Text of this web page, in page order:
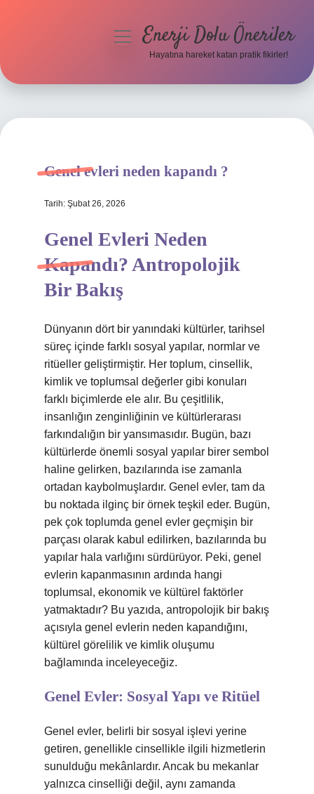
Hakkımızda
menüyüEnerji Dolu Öneriler
Hayatına hareket katan pratik fikirler!
Genel evleri neden kapandı ?
Tarih: Şubat 26, 2026
Genel Evleri Neden
Kapandı? Antropolojik
Bir Bakış
Dünyanın dört bir yanındaki kültürler, tarihsel
süreç içinde farklı sosyal yapılar, normlar ve
ritüeller geliştirmiştir. Her toplum, cinsellik,
kimlik ve toplumsal değerler gibi konuları
farklı biçimlerde ele alır. Bu çeşitlilik,
insanlığın zenginliğinin ve kültürlerarası
farkındalığın bir yansımasıdır. Bugün, bazı
kültürlerde önemli sosyal yapılar birer sembol
haline gelirken, bazılarında ise zamanla
ortadan kaybolmuşlardır. Genel evler, tam da
bu noktada ilginç bir örnek teşkil eder. Bugün,
pek çok toplumda genel evler geçmişin bir
parçası olarak kabul edilirken, bazılarında bu
yapılar hala varlığını sürdürüyor. Peki, genel
evlerin kapanmasının ardında hangi
toplumsal, ekonomik ve kültürel faktörler
yatmaktadır? Bu yazıda, antropolojik bir bakış
açısıyla genel evlerin neden kapandığını,
kültürel görelilik ve kimlik oluşumu
bağlamında inceleyeceğiz.
Genel Evler: Sosyal Yapı ve Ritüel
Genel evler, belirli bir sosyal işlevi yerine
getiren, genellikle cinsellikle ilgili hizmetlerin
sunulduğu mekânlardır. Ancak bu mekanlar
yalnızca cinselliği değil, aynı zamanda